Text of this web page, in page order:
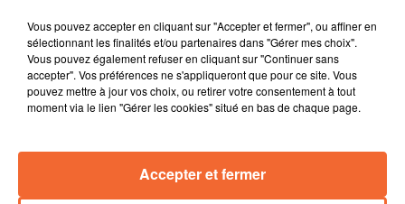
0:00 5 min 40 sec
Vous pouvez accepter en cliquant sur "Accepter et fermer", ou affiner en
sélectionnant les finalités et/ou partenaires dans "Gérer mes choix".
Vous pouvez également refuser en cliquant sur "Continuer sans
accepter". Vos préférences ne s'appliqueront que pour ce site. Vous
pouvez mettre à jour vos choix, ou retirer votre consentement à tout
moment via le lien "Gérer les cookies" situé en bas de chaque page.
Accepter et fermer